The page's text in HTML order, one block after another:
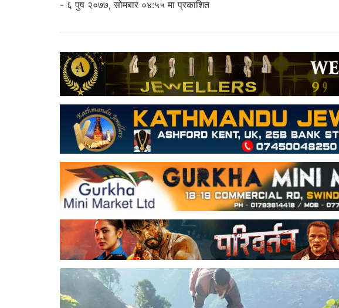
- ६ पुष २०७७, सोमबार ०४:५५ मा प्रकाशित